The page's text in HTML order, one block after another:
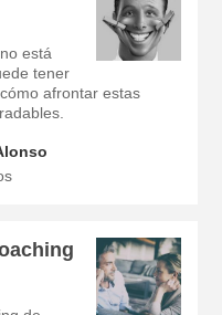
está
tener
afrontar estas